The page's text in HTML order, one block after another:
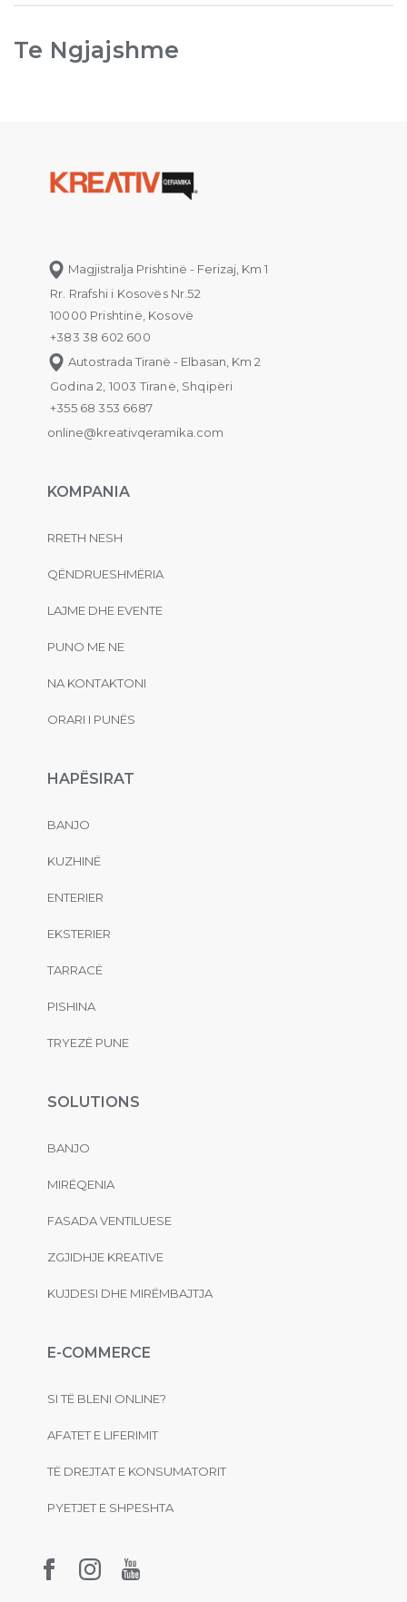
Te Ngjajshme
Magjistralja Prishtinë - Ferizaj, Km 1
Rr. Rrafshi i Kosovës Nr.52
10000 Prishtinë, Kosovë
+383 38 602 600
Autostrada Tiranë - Elbasan, Km 2
Godina 2, 1003 Tiranë, Shqipëri
+355 68 353 6687
online@kreativqeramika.com
KOMPANIA
RRETH NESH
QËNDRUESHMËRIA
LAJME DHE EVENTE
PUNO ME NE
NA KONTAKTONI
ORARI I PUNËS
HAPËSIRAT
BANJO
KUZHINË
ENTERIER
EKSTERIER
TARRACË
PISHINA
TRYEZË PUNE
SOLUTIONS
BANJO
MIRËQENIA
FASADA VENTILUESE
ZGJIDHJE KREATIVE
KUJDESI DHE MIRËMBAJTJA
E-COMMERCE
SI TË BLENI ONLINE?
AFATET E LIFERIMIT
TË DREJTAT E KONSUMATORIT
PYETJET E SHPESHTA